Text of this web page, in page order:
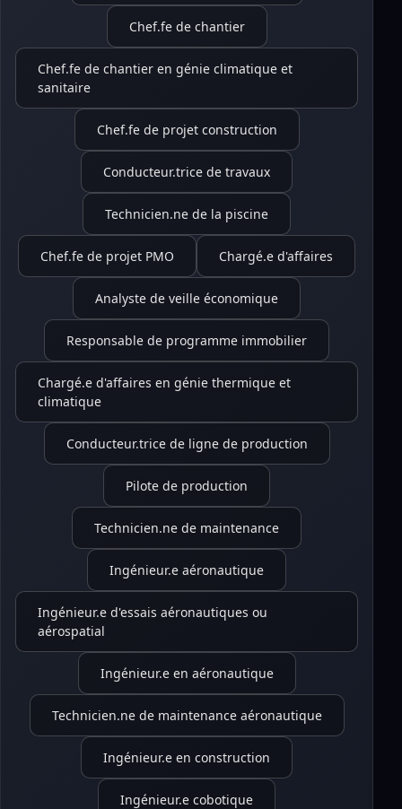
Chef.fe de chantier
Chef.fe de chantier en génie climatique et
sanitaire
Chef.fe de projet construction
Conducteur.trice de travaux
Technicien.ne de la piscine
Chef.fe de projet PMO Chargé.e d'affaires
Analyste de veille économique
Responsable de programme immobilier
Chargé.e d'affaires en génie thermique et
climatique
Conducteur.trice de ligne de production
Pilote de production
Technicien.ne de maintenance
Ingénieur.e aéronautique
Ingénieur.e d'essais aéronautiques ou
aérospatial
Ingénieur.e en aéronautique
Technicien.ne de maintenance aéronautique
Ingénieur.e en construction
Ingénieur.e cobotique